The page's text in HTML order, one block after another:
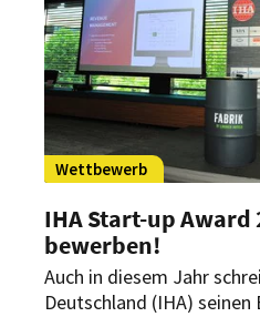
Wettbewerb
IHA Start-up Award
bewerben!
Auch in diesem Jahr
Deutschland (IHA)